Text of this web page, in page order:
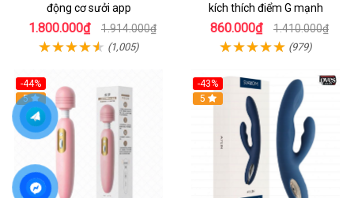
động cơ sưởi app
1.800.000₫ 1.914.000₫
(1,005)
kích thích điểm G mạnh
860.000₫ 1.410.000₫
(979)
-44%
Hot
5
-43%
Hot
5